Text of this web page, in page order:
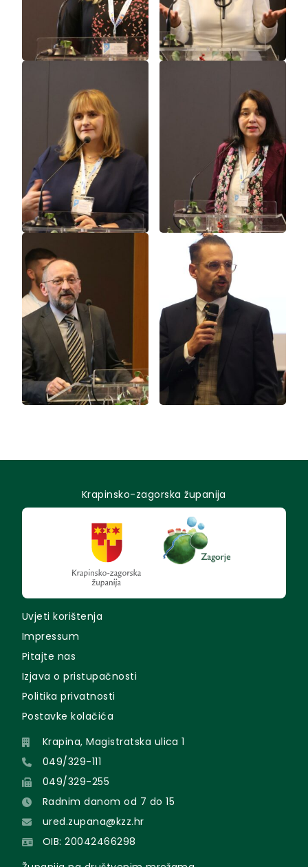
Krapinsko-zagorska županija
Uvjeti korištenja
Impressum
Pitajte nas
Izjava o pristupačnosti
Politika privatnosti
Postavke kolačića
Krapina, Magistratska ulica 1
049/329-111
049/329-255
Radnim danom od 7 do 15
ured.zupana@kzz.hr
OIB: 20042466298